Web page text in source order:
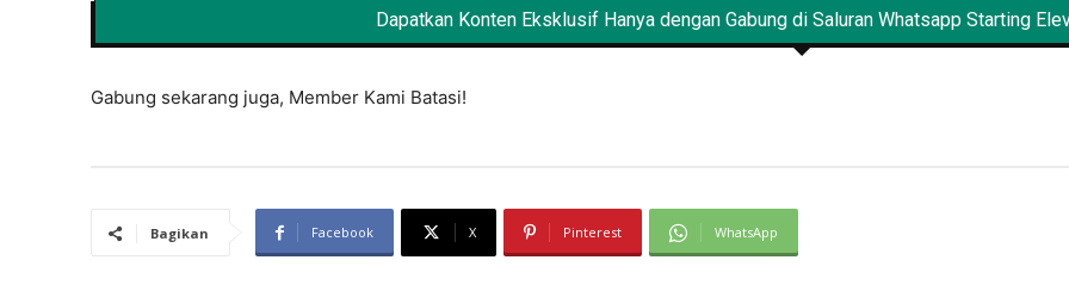
Dapatkan Konten Eksklusif Hanya dengan Gabung di Saluran Whatsapp Starting
Gabung sekarang juga, Member Kami Batasi!
Bagikan Facebook X Pinterest WhatsApp